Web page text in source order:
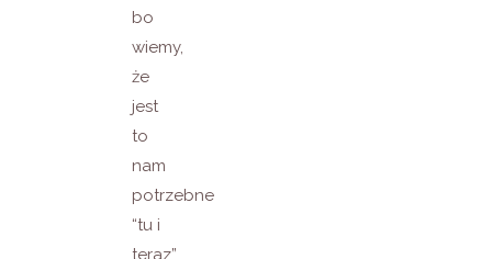
bo
wiemy,
że
jest
to
nam
potrzebne
“tu i